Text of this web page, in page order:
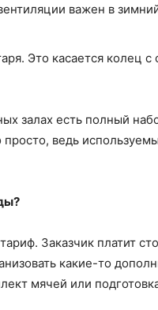
важен в
Это касается колец
залах есть полный
ведь
Заказчик платит
какие-то
мячей или